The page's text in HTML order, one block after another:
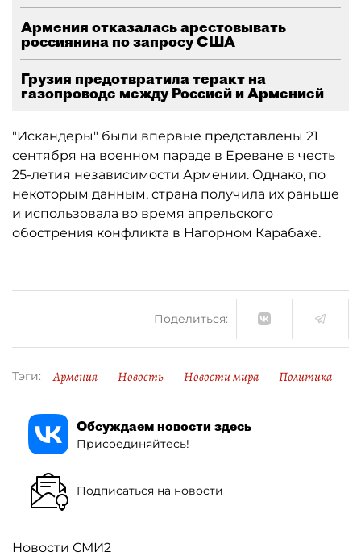
Армения отказалась арестовывать
россиянина по запросу США
Грузия предотвратила теракт на
газопроводе между Россией и Арменией
"Искандеры" были впервые представлены 21
сентября на военном параде в Ереване в честь
25-летия независимости Армении. Однако, по
некоторым данным, страна получила их раньше
и использовала во время апрельского
обострения конфликта в Нагорном Карабахе.
Поделиться:
Тэги: Армения Новость Новости мира Политика
Обсуждаем новости здесь
Присоединяйтесь!
Подписаться на новости
Новости СМИ2